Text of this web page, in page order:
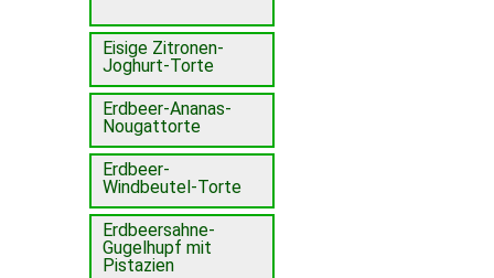
Eisige Zitronen-
Joghurt-Torte
Erdbeer-Ananas-
Nougattorte
Erdbeer-
Windbeutel-Torte
Erdbeersahne-
Gugelhupf mit
Pistazien